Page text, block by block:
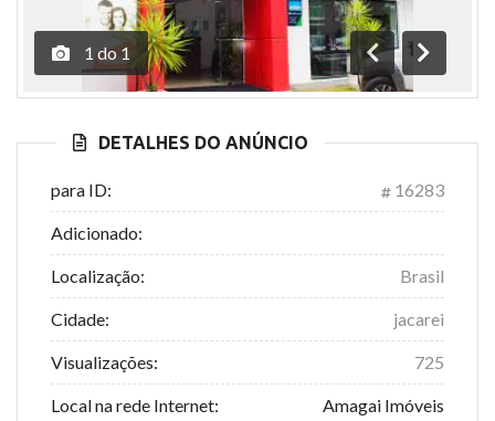
1 do 1
AnteriorPróximo
DETALHES DO ANÚNCIO
para ID: 16283
Adicionado:
Localização: Brasil
Cidade: jacarei
Visualizações: 725
Local na rede Internet: Amagai Imóveis